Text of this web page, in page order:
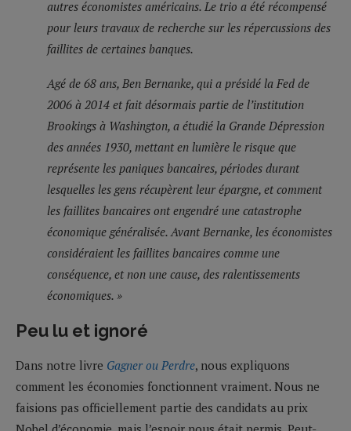
autres économistes américains. Le trio a été récompensé
pour leurs travaux de recherche sur les répercussions des
faillites de certaines banques.
Agé de 68 ans, Ben Bernanke, qui a présidé la Fed de
2006 à 2014 et fait désormais partie de l’institution
Brookings à Washington, a étudié la Grande Dépression
des années 1930, mettant en lumière le risque que
représente les paniques bancaires, périodes durant
lesquelles les gens récupèrent leur épargne, et comment
les faillites bancaires ont engendré une catastrophe
économique généralisée. Avant Bernanke, les économistes
considéraient les faillites bancaires comme une
conséquence, et non une cause, des ralentissements
économiques. »
Peu lu et ignoré
Dans notre livre Gagner ou Perdre, nous expliquons
comment les économies fonctionnent vraiment. Nous ne
faisions pas officiellement partie des candidats au prix